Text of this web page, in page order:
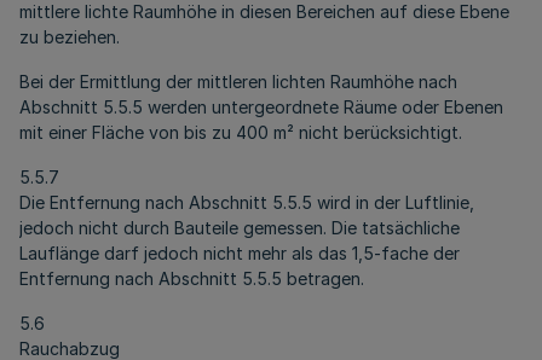
mittlere lichte Raumhöhe in diesen Bereichen auf diese Ebene
zu beziehen.
Bei der Ermittlung der mittleren lichten Raumhöhe nach
Abschnitt 5.5.5 werden untergeordnete Räume oder Ebenen
mit einer Fläche von bis zu 400 m² nicht berücksichtigt.
5.5.7
Die Entfernung nach Abschnitt 5.5.5 wird in der Luftlinie,
jedoch nicht durch Bauteile gemessen. Die tatsächliche
Lauflänge darf jedoch nicht mehr als das 1,5-fache der
Entfernung nach Abschnitt 5.5.5 betragen.
5.6
Rauchabzug